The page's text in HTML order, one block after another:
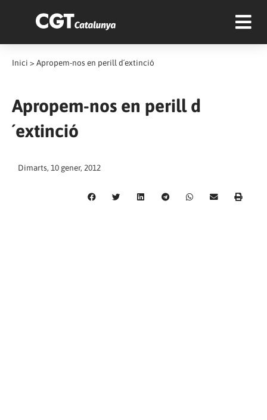
Inici > Apropem-nos en perill d´extinció
Apropem-nos en perill d
´extinció
Dimarts, 10 gener, 2012